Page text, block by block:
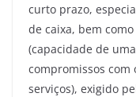
curto prazo,
de caixa, bem
(capacidade de
compromissos com
serviços), exigido